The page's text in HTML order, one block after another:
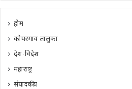
होम
कोपरगाव तालुका
देश-विदेश
महाराष्ट्र
संपादकीय